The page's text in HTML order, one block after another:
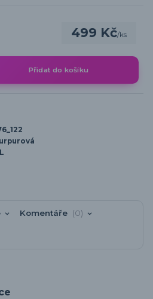
499 Kč/ks
Přidat do košíku
Komentáře 0